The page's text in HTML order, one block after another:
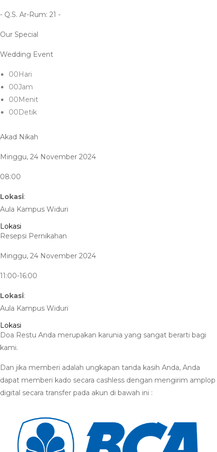
- Q.S. Ar-Rum: 21 -
Our Special
Wedding Event
00 Hari
00Jam
00 Menit
00 Detik
Akad Nikah
Minggu, 24 November 2024
08:00
Lokasi:
Aula Kampus Widuri
Lokasi
Resepsi Pernikahan
Minggu, 24 November 2024
11:00-16:00
Lokasi:
Aula Kampus Widuri
Lokasi
Doa Restu Anda merupakan karunia yang sangat berarti bagi
kami.
Dan jika memberi adalah ungkapan tanda kasih Anda, Anda
dapat memberi kado secara cashless dengan mengirim amplop
digital secara transfer pada akun di bawah ini :